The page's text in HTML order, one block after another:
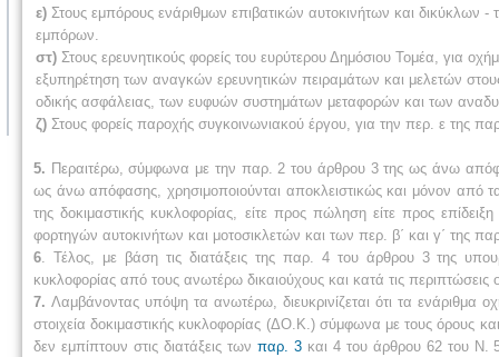
ε) Στους εμπόρους ενάριθμων επιβατικών αυτοκινήτων και δικύκλων
εμπόρων.
στ) Στους ερευνητικούς φορείς του ευρύτερου Δημόσιου Τομέα, για
εξυπηρέτηση των αναγκών ερευνητικών πειραμάτων και μελετών
οδικής ασφάλειας, των ευφυών συστημάτων μεταφορών και των
ζ) Στους φορείς παροχής συγκοινωνιακού έργου, για την περ. ε της
5. Περαιτέρω, σύμφωνα με την παρ. 2 του άρθρου 3 της ως άνω
ως άνω απόφασης, χρησιμοποιούνται αποκλειστικώς και μόνον από
της δοκιμαστικής κυκλοφορίας, είτε προς πώληση είτε προς
φορτηγών αυτοκινήτων και μοτοσικλετών και των περ. β΄ και γ΄ της
6 . Τέλος, με βάση τις διατάξεις της παρ. 4 του άρθρου 3 της
κυκλοφορίας από τους ανωτέρω δικαιούχους και κατά τις
7. Λαμβάνοντας υπόψη τα ανωτέρω, διευκρινίζεται ότι τα ενάριθμα
στοιχεία δοκιμαστικής κυκλοφορίας (ΔΟ.Κ.) σύμφωνα με τους όρους
δεν εμπίπτουν στις διατάξεις των παρ. 3και 4 του άρθρου 62 του Ν.